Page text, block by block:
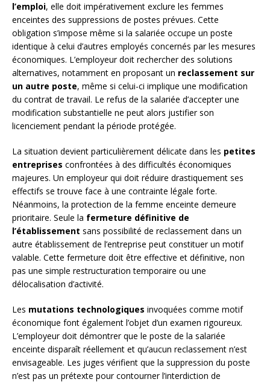
l’emploi, elle doit impérativement exclure les femmes
enceintes des suppressions de postes prévues. Cette
obligation s’impose même si la salariée occupe un poste
identique à celui d’autres employés concernés par les mesures
économiques. L’employeur doit rechercher des solutions
alternatives, notamment en proposant un reclassement sur
un autre poste, même si celui-ci implique une modification
du contrat de travail. Le refus de la salariée d’accepter une
modification substantielle ne peut alors justifier son
licenciement pendant la période protégée.
La situation devient particulièrement délicate dans les petites
entreprises confrontées à des difficultés économiques
majeures. Un employeur qui doit réduire drastiquement ses
effectifs se trouve face à une contrainte légale forte.
Néanmoins, la protection de la femme enceinte demeure
prioritaire. Seule la fermeture définitive de
l’établissement sans possibilité de reclassement dans un
autre établissement de l’entreprise peut constituer un motif
valable. Cette fermeture doit être effective et définitive, non
pas une simple restructuration temporaire ou une
délocalisation d’activité.
Les mutations technologiques invoquées comme motif
économique font également l’objet d’un examen rigoureux.
L’employeur doit démontrer que le poste de la salariée
enceinte disparaît réellement et qu’aucun reclassement n’est
envisageable. Les juges vérifient que la suppression du poste
n’est pas un prétexte pour contourner l’interdiction de